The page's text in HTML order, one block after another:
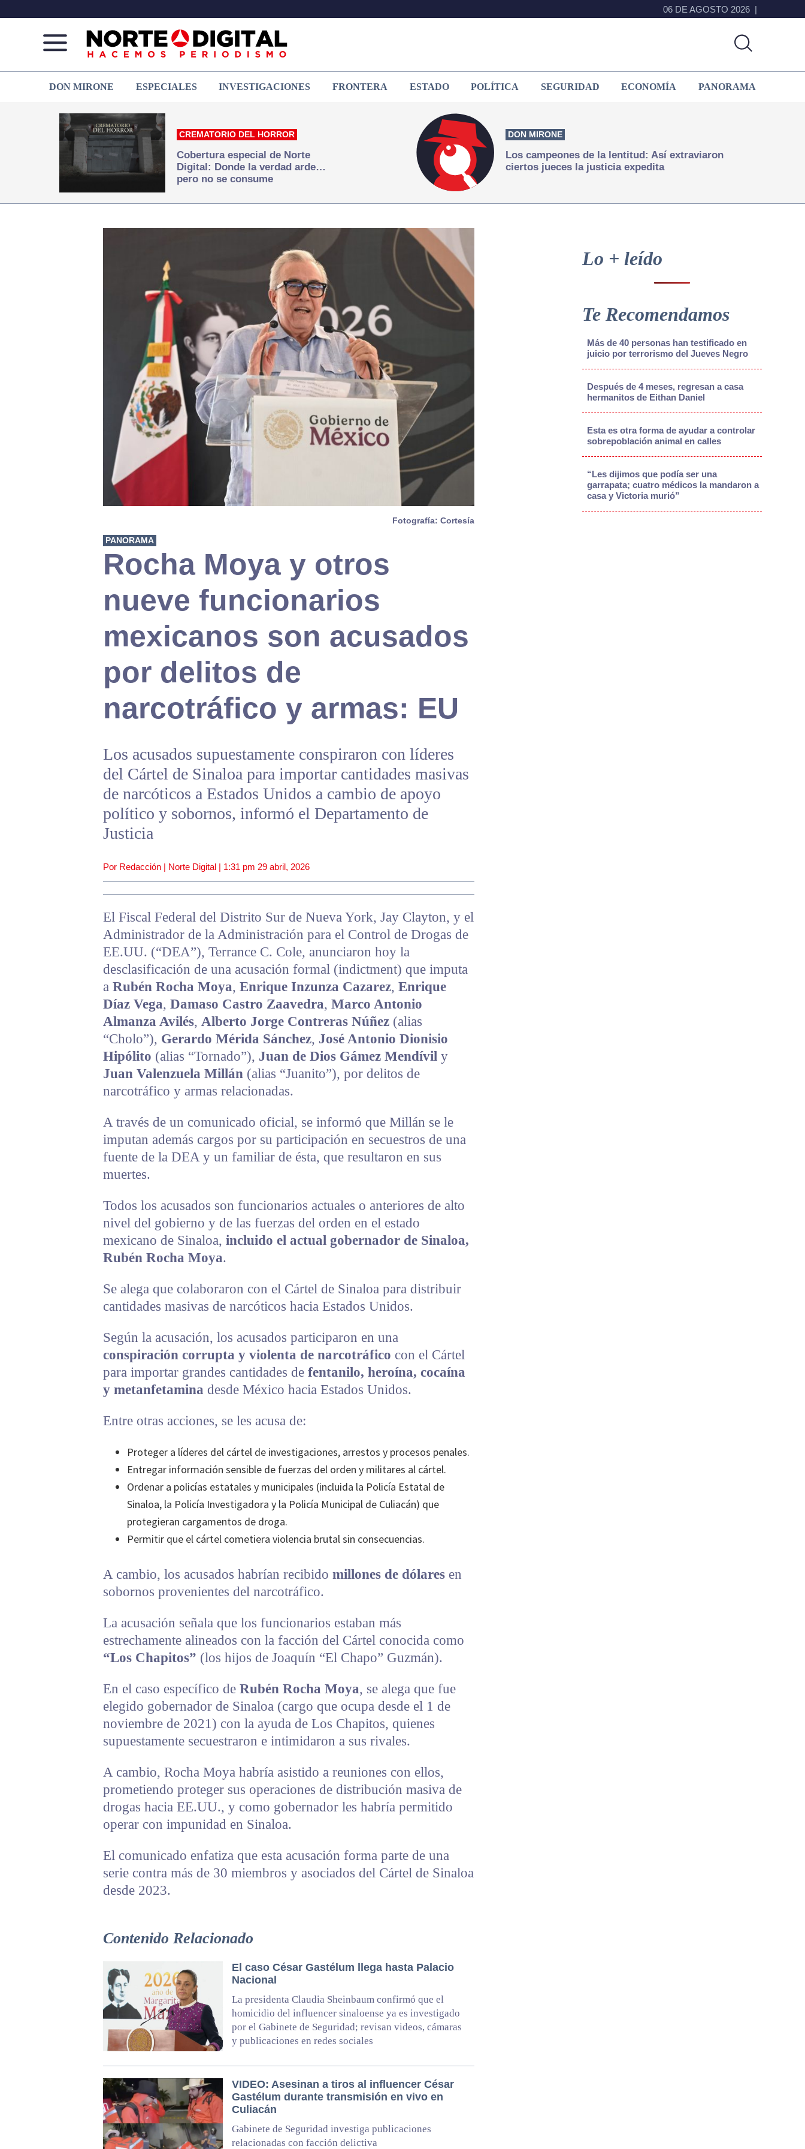
06 DE AGOSTO 2026
de
Juárez
que
hacemos periodismo
DON MIRONE ESPECIALES INVESTIGACIONES FRONTERA ESTADO POLÍTICA SEGURIDAD ECONOMÍA PANORAMA
CREMATORIO DEL HORROR
Cobertura especial de Norte
Digital: Donde la verdad arde…
pero no se consume
DON MIRONE
Los campeones de la lentitud: Así extraviaron
ciertos jueces la justicia expedita
Fotografía: Cortesía
PANORAMA
Rocha Moya y otros
nueve funcionarios
mexicanos son acusados
por delitos de
narcotráfico y armas: EU
Los acusados supuestamente conspiraron con líderes
del Cártel de Sinaloa para importar cantidades masivas
de narcóticos a Estados Unidos a cambio de apoyo
político y sobornos, informó el Departamento de
Justicia
Por Redacción | Norte Digital | 1:31 pm 29 abril, 2026
El Fiscal Federal del Distrito Sur de Nueva York, Jay Clayton, y el
Administrador de la Administración para el Control de Drogas de
EE.UU. (“DEA”), Terrance C. Cole, anunciaron hoy la
desclasificación de una acusación formal (indictment) que imputa
a Rubén Rocha Moya, Enrique Inzunza Cazarez, Enrique
Díaz Vega, Damaso Castro Zaavedra, Marco Antonio
Almanza Avilés, Alberto Jorge Contreras Núñez (alias
“Cholo”), Gerardo Mérida Sánchez, José Antonio Dionisio
Hipólito (alias “Tornado”), Juan de Dios Gámez Mendívil y
Juan Valenzuela Millán (alias “Juanito”), por delitos de
narcotráfico y armas relacionadas.
A través de un comunicado oficial, se informó que Millán se le
imputan además cargos por su participación en secuestros de una
fuente de la DEA y un familiar de ésta, que resultaron en sus
muertes.
Todos los acusados son funcionarios actuales o anteriores de alto
nivel del gobierno y de las fuerzas del orden en el estado
mexicano de Sinaloa, incluido el actual gobernador de Sinaloa,
Rubén Rocha Moya.
Se alega que colaboraron con el Cártel de Sinaloa para distribuir
cantidades masivas de narcóticos hacia Estados Unidos.
Según la acusación, los acusados participaron en una
conspiración corrupta y violenta de narcotráfico con el Cártel
para importar grandes cantidades de fentanilo, heroína, cocaína
y metanfetamina desde México hacia Estados Unidos.
Entre otras acciones, se les acusa de:
Proteger a líderes del cártel de investigaciones, arrestos y procesos penales.
Entregar información sensible de fuerzas del orden y militares al cártel.
Ordenar a policías estatales y municipales (incluida la Policía Estatal de
Sinaloa, la Policía Investigadora y la Policía Municipal de Culiacán) que
protegieran cargamentos de droga.
Permitir que el cártel cometiera violencia brutal sin consecuencias.
A cambio, los acusados habrían recibido millones de dólares en
sobornos provenientes del narcotráfico.
La acusación señala que los funcionarios estaban más
estrechamente alineados con la facción del Cártel conocida como
“Los Chapitos” (los hijos de Joaquín “El Chapo” Guzmán).
En el caso específico de Rubén Rocha Moya, se alega que fue
elegido gobernador de Sinaloa (cargo que ocupa desde el 1 de
noviembre de 2021) con la ayuda de Los Chapitos, quienes
supuestamente secuestraron e intimidaron a sus rivales.
A cambio, Rocha Moya habría asistido a reuniones con ellos,
prometiendo proteger sus operaciones de distribución masiva de
drogas hacia EE.UU., y como gobernador les habría permitido
operar con impunidad en Sinaloa.
El comunicado enfatiza que esta acusación forma parte de una
serie contra más de 30 miembros y asociados del Cártel de Sinaloa
desde 2023.
Contenido Relacionado
El caso César Gastélum llega hasta Palacio
Nacional
La presidenta Claudia Sheinbaum confirmó que el
homicidio del influencer sinaloense ya es investigado
por el Gabinete de Seguridad; revisan videos, cámaras
y publicaciones en redes sociales
VIDEO: Asesinan a tiros al influencer César
Gastélum durante transmisión en vivo en
Culiacán
Gabinete de Seguridad investiga publicaciones
relacionadas con facción delictiva
Sidebar
Lo + leído
Te Recomendamos
Más de 40 personas han testificado en
juicio por terrorismo del Jueves Negro
Después de 4 meses, regresan a casa
hermanitos de Eithan Daniel
Esta es otra forma de ayudar a controlar
sobrepoblación animal en calles
“Les dijimos que podía ser una
garrapata; cuatro médicos la mandaron a
casa y Victoria murió”